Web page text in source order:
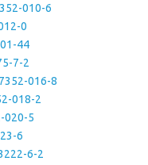
010-6
0
44
7-2
016-8
018-2
020-5
6
6-2